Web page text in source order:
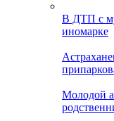
В ДТП с
иномарке
Молодой